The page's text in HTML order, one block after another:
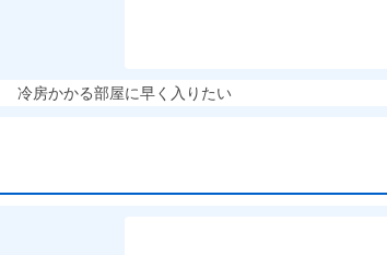
冷房かかる部屋に早く入りたい